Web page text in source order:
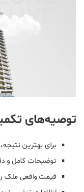
توصیه‌های
برای بهترین
توضیحات کامل و
قیمت واقعی ملک